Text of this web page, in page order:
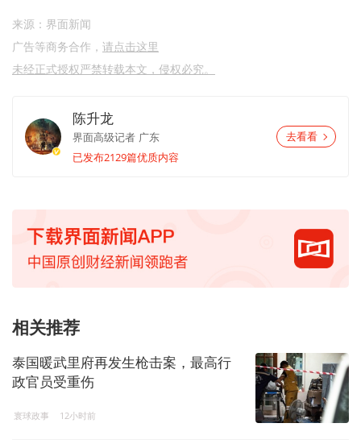
来源：界面新闻
广告等商务合作， 请点击这里
未经正式授权严禁转载本文，侵权必究。
陈升龙
界面高级记者 广东
已发布2129篇优质内容
去看看
相关推荐
泰国暖武里府再发生枪击案，最高行
政官员受重伤
寰球政事 12小时前